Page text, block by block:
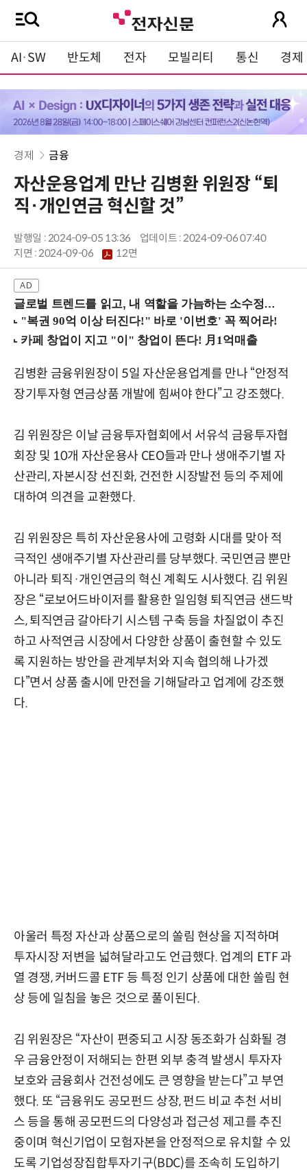
AI·SW 반도체 전자 모빌리티 통신 경제
경제 금융
자산운용업계 만난 김병환 위원장 “퇴
직·개인연금 혁신할 것”
발행일 : 2024-09-05 13:36
업데이트 : 2024-09-06 07:40
지면 :2024-09-06 12면
글로벌 트렌드를 읽고, 내 역할을 가늠하는 소수정예 실습 워크숍 (8/28 신논현역)
김병환 금융위원장이 5일 자산운용업계를 만나 “안정적
장기투자형 연금상품 개발에 힘써야 한다”고 강조했다.
김 위원장은 이날 금융투자협회에서 서유석 금융투자협
회장 및 10개 자산운용사 CEO들과 만나 생애주기별 자
산관리, 자본시장 선진화, 건전한 시장발전 등의 주제에
대하여 의견을 교환했다.
김 위원장은 특히 자산운용사에 고령화 시대를 맞아 적
극적인 생애주기별 자산관리를 당부했다. 국민연금 뿐만
아니라 퇴직·개인연금의 혁신 계획도 시사했다. 김 위원
장은 “로보어드바이저를 활용한 일임형 퇴직연금 샌드박
스, 퇴직연금 갈아타기 시스템 구축 등을 차질없이 추진
하고 사적연금 시장에서 다양한 상품이 출현할 수 있도
록 지원하는 방안을 관계부처와 지속 협의해 나가겠
다”면서 상품 출시에 만전을 기해달라고 업계에 강조했
다.
아울러 특정 자산과 상품으로의 쏠림 현상을 지적하며
투자시장 저변을 넓혀달라고도 언급했다. 업계의 ETF 과
열 경쟁, 커버드콜 ETF 등 특정 인기 상품에 대한 쏠림 현
상 등에 일침을 놓은 것으로 풀이된다.
김 위원장은 “자산이 편중되고 시장 동조화가 심화될 경
우 금융안정이 저해되는 한편 외부 충격 발생시 투자자
보호와 금융회사 건전성에도 큰 영향을 받는다”고 부연
했다. 또 “금융위도 공모펀드 상장, 펀드 비교 추천 서비
스 등을 통해 공모펀드의 다양성과 접근성 제고를 추진
중이며 혁신기업이 모험자본을 안정적으로 유치할 수 있
도록 기업성장집합투자기구(BDC)를 조속히 도입하기